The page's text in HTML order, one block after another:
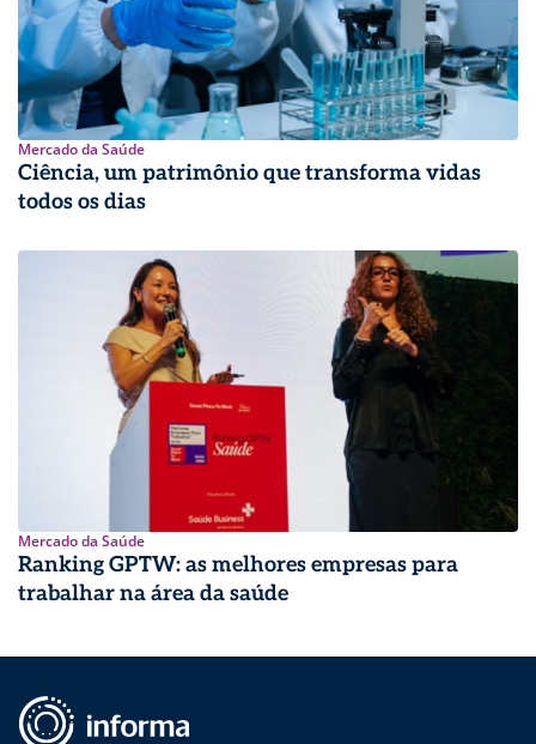
Mercado da Saúde
Ciência, um patrimônio que transforma vidas
todos os dias
Mercado da Saúde
Ranking GPTW: as melhores empresas para
trabalhar na área da saúde